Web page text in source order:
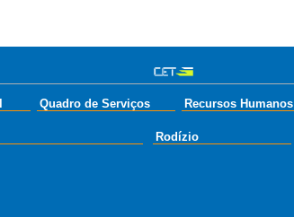
Quadro de Serviços Recursos Humanos
Rodízio